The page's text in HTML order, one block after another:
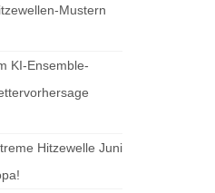
Mustern
KI-Ensemble-
Hitzewelle Juni